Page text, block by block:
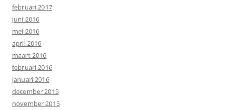
februari 2017
juni 2016
mei 2016
april 2016
maart 2016
februari 2016
januari 2016
december 2015
november 2015